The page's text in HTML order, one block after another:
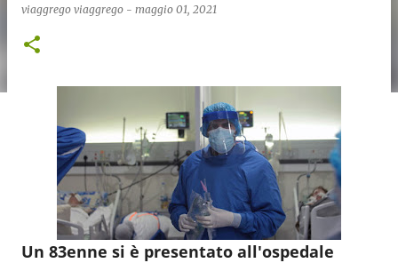
viaggrego viaggrego - maggio 01, 2021
Un 83enne si è presentato all'ospedale